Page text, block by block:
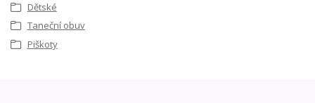
Dětské
Taneční obuv
Piškoty